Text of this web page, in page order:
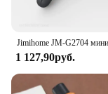
1 127,90руб.